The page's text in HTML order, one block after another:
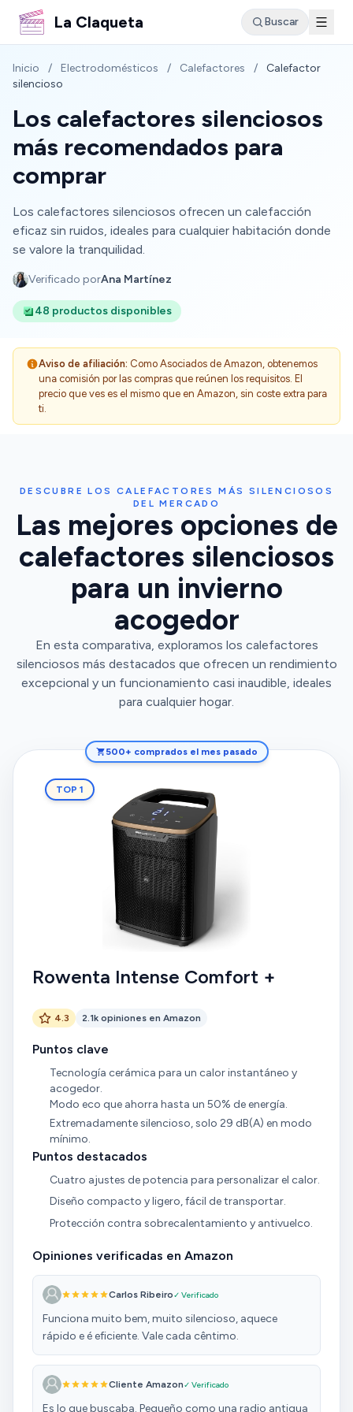
La Claqueta Buscar
Inicio / Electrodomésticos / Calefactores /
Calefactor
silencioso
Los calefactores silenciosos
más recomendados para
comprar
Los calefactores silenciosos ofrecen un calefacción
eficaz sin ruidos, ideales para cualquier habitación donde
se valore la tranquilidad.
Verificado porAna Martínez
48 productos disponibles
Aviso de afiliación: Como Asociados de Amazon, obtenemos
una comisión por las compras que reúnen los requisitos. El
precio que ves es el mismo que en Amazon, sin coste extra para
ti.
DESCUBRE LOS CALEFACTORES MÁS SILENCIOSOS
DEL MERCADO
Las mejores opciones de
calefactores silenciosos
para un invierno
acogedor
En esta comparativa, exploramos los calefactores
silenciosos más destacados que ofrecen un rendimiento
excepcional y un funcionamiento casi inaudible, ideales
para cualquier hogar.
500+ comprados el mes pasado
TOP 1
Rowenta Intense Comfort +
4.3 2.1k opiniones en Amazon
Puntos clave
Tecnología cerámica para un calor instantáneo y
acogedor.
Modo eco que ahorra hasta un 50% de energía.
Extremadamente silencioso, solo 29 dB(A) en modo
mínimo.
Puntos destacados
Cuatro ajustes de potencia para personalizar el calor.
Diseño compacto y ligero, fácil de transportar.
Protección contra sobrecalentamiento y antivuelco.
Opiniones verificadas en Amazon
Carlos Ribeiro✓ Verificado
Funciona muito bem, muito silencioso, aquece
rápido e é eficiente. Vale cada cêntimo.
Cliente Amazon✓ Verificado
Es lo que buscaba. Pequeño como una radio antigua